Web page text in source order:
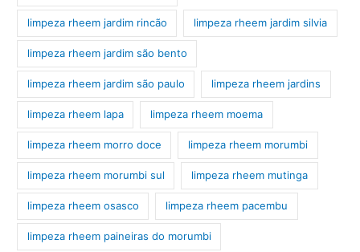
limpeza rheem jardim rincão limpeza rheem jardim silvia
limpeza rheem jardim são bento
limpeza rheem jardim são paulo limpeza rheem jardins
limpeza rheem lapa limpeza rheem moema
limpeza rheem morro doce limpeza rheem morumbi
limpeza rheem morumbi sul limpeza rheem mutinga
limpeza rheem osasco limpeza rheem pacembu
limpeza rheem paineiras do morumbi